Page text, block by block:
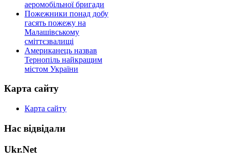
аеромобільної бригади
Пожежники понад добу
гасять пожежу на
Малашівському
сміттєзвалищі
Американець назвав
Тернопіль найкращим
містом України
Карта сайту
Карта сайту
Нас відвідали
Ukr.Net